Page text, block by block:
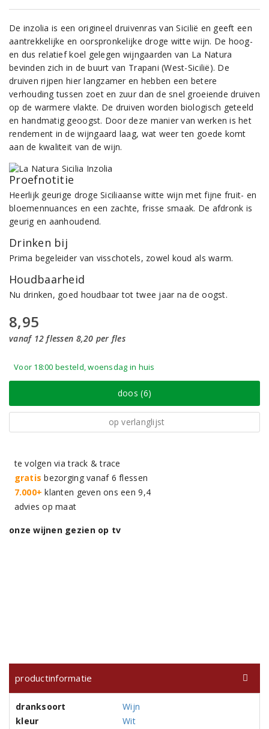
De inzolia is een origineel druivenras van Sicilië en geeft een
aantrekkelijke en oorspronkelijke droge witte wijn. De hoog-
en dus relatief koel gelegen wijngaarden van La Natura
bevinden zich in de buurt van Trapani (West-Sicilië). De
druiven rijpen hier langzamer en hebben een betere
verhouding tussen zoet en zuur dan de snel groeiende druiven
op de warmere vlakte. De druiven worden biologisch geteeld
en handmatig geoogst. Door deze manier van werken is het
rendement in de wijngaard laag, wat weer ten goede komt
aan de kwaliteit van de wijn.
Proefnotitie
Heerlijk geurige droge Siciliaanse witte wijn met fijne fruit- en
bloemennuances en een zachte, frisse smaak. De afdronk is
geurig en aanhoudend.
Drinken bij
Prima begeleider van visschotels, zowel koud als warm.
Houdbaarheid
Nu drinken, goed houdbaar tot twee jaar na de oogst.
8,95
vanaf 12 flessen 8,20 per fles
Voor 18:00 besteld, woensdag in huis
doos (6)
op verlanglijst
te volgen via track & trace
gratis bezorging vanaf 6 flessen
7.000+ klanten geven ons een 9,4
advies op maat
onze wijnen gezien op tv
productinformatie
dranksoort
Wijn
kleur
Wit